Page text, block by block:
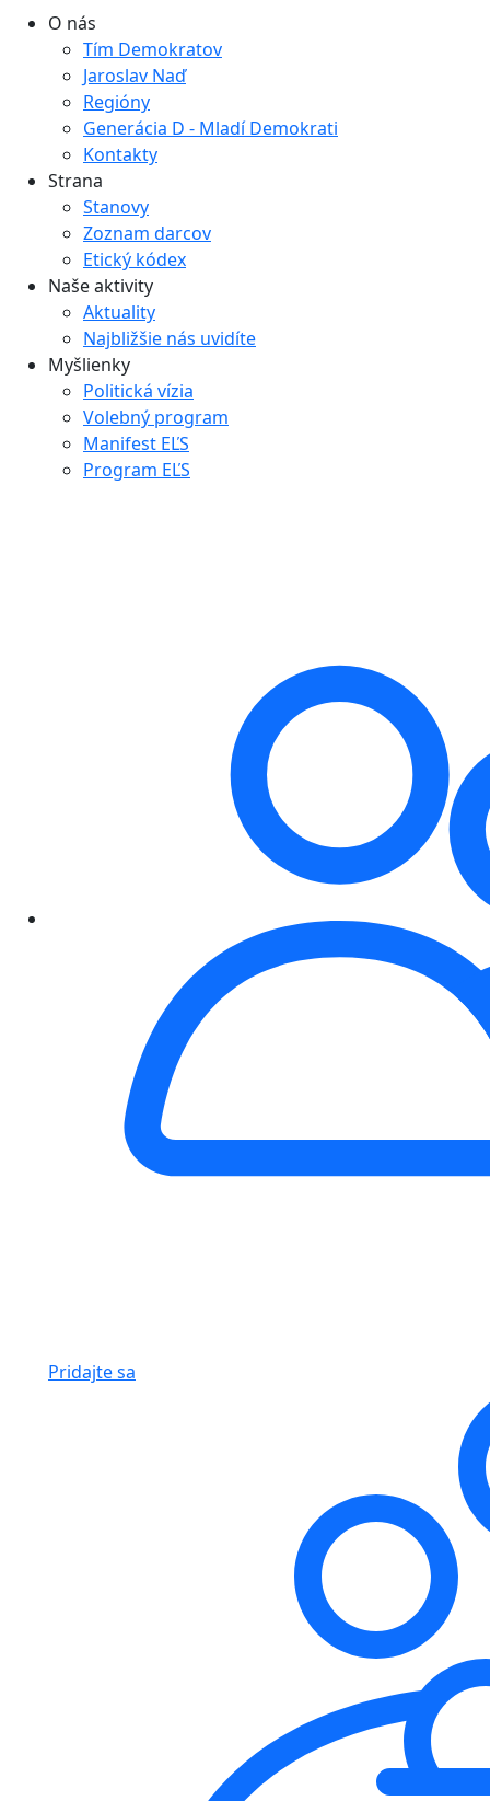
O nás
Tím Demokratov
Jaroslav Naď
Regióny
Generácia D - Mladí Demokrati
Kontakty
Strana
Stanovy
Zoznam darcov
Etický kódex
Naše aktivity
Aktuality
Najbližšie nás uvidíte
Myšlienky
Politická vízia
Volebný program
Manifest EĽS
Program EĽS
Pridajte sa